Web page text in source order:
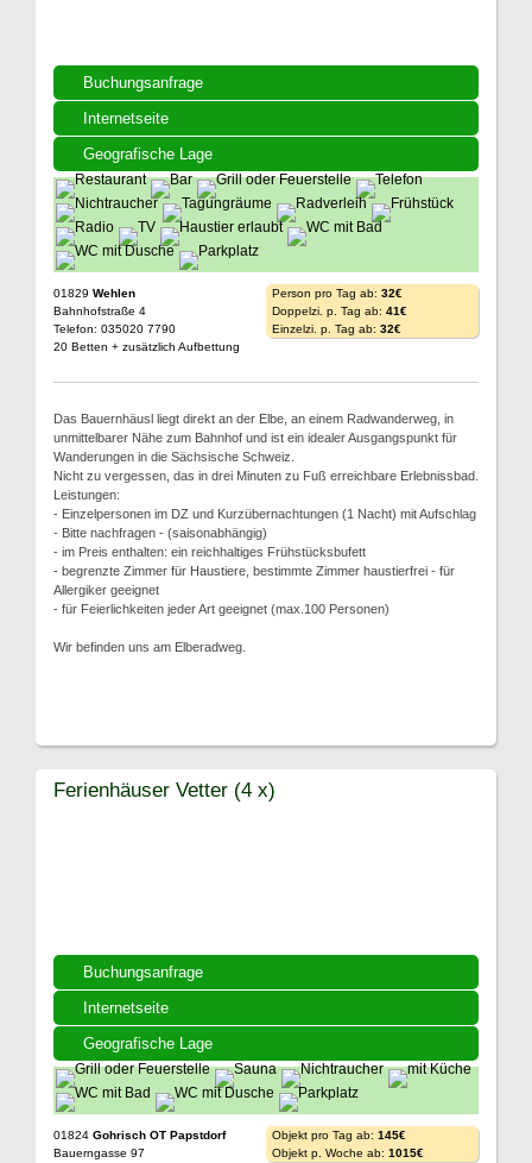
Buchungsanfrage
Internetseite
Geografische Lage
01829 Wehlen
Bahnhofstraße 4
Telefon: 035020 7790
20 Betten + zusätzlich Aufbettung
Person pro Tag ab: 32€
Doppelzi. p. Tag ab: 41€
Einzelzi. p. Tag ab: 32€
Das Bauernhäusl liegt direkt an der Elbe, an einem Radwanderweg, in
unmittelbarer Nähe zum Bahnhof und ist ein idealer Ausgangspunkt für
Wanderungen in die Sächsische Schweiz.
Nicht zu vergessen, das in drei Minuten zu Fuß erreichbare Erlebnissbad.
Leistungen:
- Einzelpersonen im DZ und Kurzübernachtungen (1 Nacht) mit Aufschlag
- Bitte nachfragen - (saisonabhängig)
- im Preis enthalten: ein reichhaltiges Frühstücksbufett
- begrenzte Zimmer für Haustiere, bestimmte Zimmer haustierfrei - für
Allergiker geeignet
- für Feierlichkeiten jeder Art geeignet (max.100 Personen)
Wir befinden uns am Elberadweg.
Buchungsanfrage
Internetseite
Geografische Lage
Ferienhäuser Vetter (4 x)
01824 Gohrisch OT Papstdorf
Bauerngasse 97
Objekt pro Tag ab: 145€
Objekt p. Woche ab: 1015€